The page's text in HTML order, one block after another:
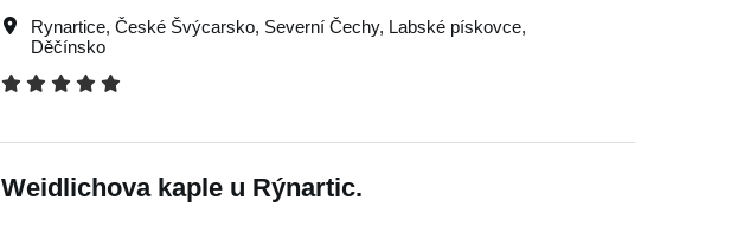
Rynartice, České Švýcarsko, Severní Čechy, Labské pískovce,
Děčínsko
Weidlichova kaple u Rýnartic.